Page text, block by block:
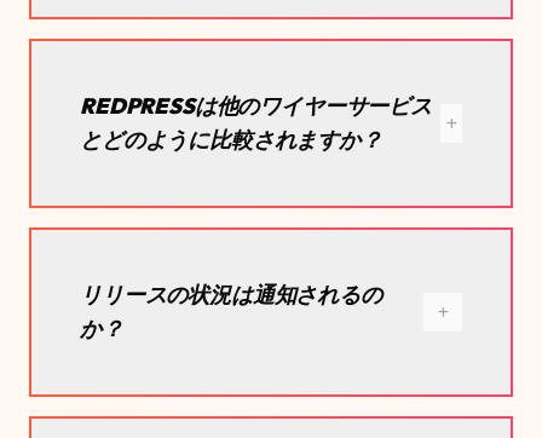
REDPRESSは他のワイヤーサービス
とどのように比較されますか？
リリースの状況は通知されるの
か？